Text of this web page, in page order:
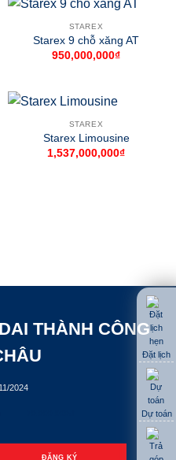
STAREX
Starex 9 chỗ xăng AT
950,000,000₫
STAREX
Starex Limousine
1,537,000,000₫
THÀNH CÔNG
2024
Đặt lịch
Dự toán